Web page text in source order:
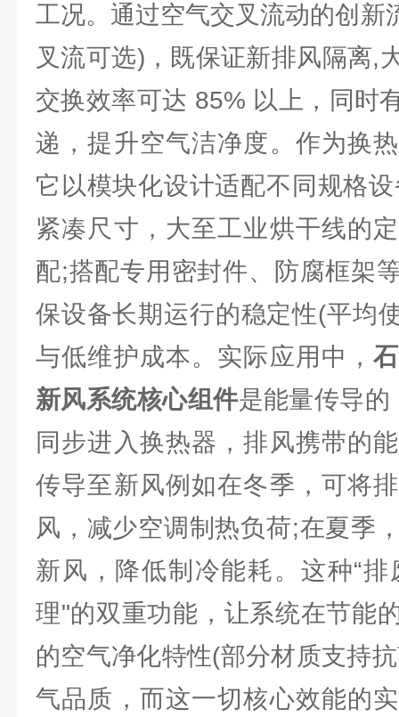
工况。通过空气交叉流动的创新
叉流可选)，既保证新排风隔离,
交换效率可达 85% 以上，同时
递，提升空气洁净度。作为换
它以模块化设计适配不同规格
紧凑尺寸，大至工业烘干线的
配;搭配专用密封件、防腐框架
保设备长期运行的稳定性(平均
与低维护成本。实际应用中，
新风系统核心组件是能量传导的
同步进入换热器，排风携带的
传导至新风例如在冬季，可将
风，减少空调制热负荷;在夏季
新风，降低制冷能耗。这种“
理"的双重功能，让系统在节能
的空气净化特性(部分材质支持
气品质，而这一切核心效能的